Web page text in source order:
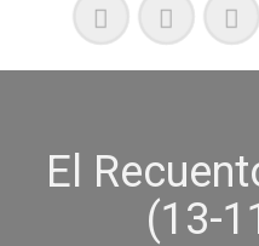
El
(13-